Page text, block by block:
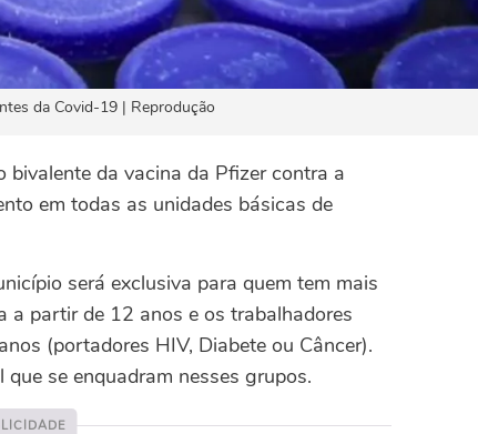
da Covid-19 | Reprodução
da vacina da Pfizer contra a
em todas as unidades básicas de
será exclusiva para quem tem mais
a partir de 12 anos e os trabalhadores
(portadores HIV, Diabete ou Câncer).
se enquadram nesses grupos.